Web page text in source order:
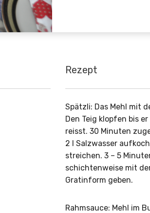
Rezept
Spätzli: Das Mehl mit
Den Teig klopfen bis
reisst. 30 Minuten
2 l Salzwasser
streichen. 3 – 5
schichtenweise mit
Gratinform geben.
Rahmsauce: Mehl im